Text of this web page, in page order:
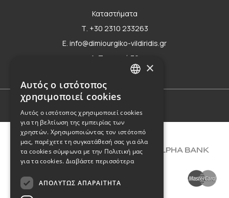
Καταστήματα
Τ. +30 2310 233263
E. info@dimiourgiko-vildiridis.gr
Δ. Τσιμισκή 70
Φόρμα επικοινωνίας×
Αυτός ο ιστότοπος
χρησιμοποιεί cookies
Αυτός ο ιστότοπος χρησιμοποιεί cookies
για τη βελτίωση της εμπειρίας των
χρηστών. Χρησιμοποιώντας τον ιστότοπό
μας, παρέχετε τη συγκατάθεσή σας για όλα
τα cookies σύμφωνα με την Πολιτική μας
για τα cookies. Διαβάστε περισσότερα
ΑΠΟΛΎΤΩΣ ΑΠΑΡΑΊΤΗΤΑ